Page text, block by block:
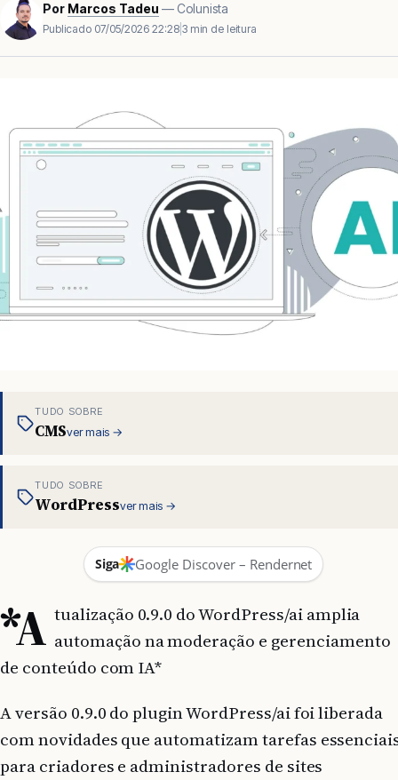
Por Marcos Tadeu — Colunista
Publicado 07/05/2026 22:28 3 min de leitura
TUDO SOBRE
CMSver mais →
TUDO SOBRE
WordPressver mais →
Siga Google Discover – Rendernet
*A tualização 0.9.0 do WordPress/ai amplia
automação na moderação e gerenciamento
de conteúdo com IA*
A versão 0.9.0 do plugin WordPress/ai foi liberada
com novidades que automatizam tarefas
para criadores e administradores de sites